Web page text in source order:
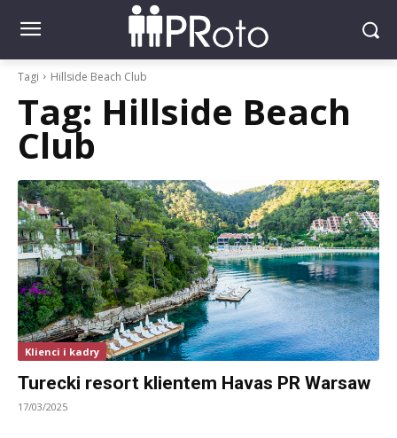
Tagi Hillside Beach Club
Tag: Hillside Beach
Club
Klienci i kadry
Turecki resort klientem Havas PR Warsaw
17/03/2025